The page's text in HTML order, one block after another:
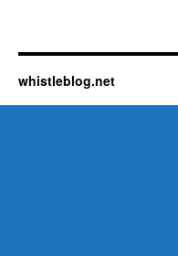
whistleblog.net